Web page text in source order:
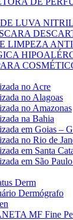
LUVA
LIMPEZA
no Acre
no Alagoas
no Amazonas
na Bahia
em Goias –
no Rio de
em Santa
em São
Derm
Dermógrafo
MF Fine